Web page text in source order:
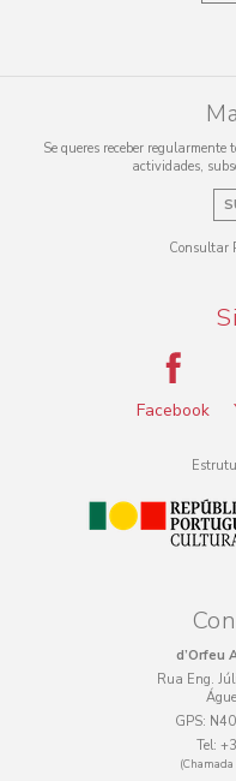
Se queres receber
actividades,
Consultar
Facebook
d’Orfeu
Rua Eng.
GPS:
Tel: